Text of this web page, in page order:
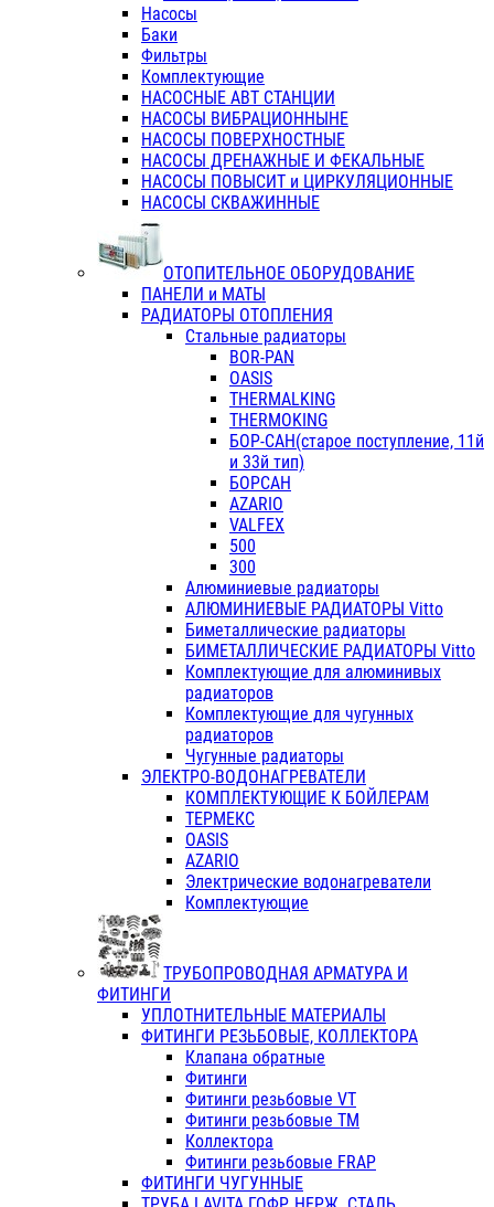
Насосы
Баки
Фильтры
Комплектующие
НАСОСНЫЕ АВТ СТАНЦИИ
НАСОСЫ ВИБРАЦИОННЫНЕ
НАСОСЫ ПОВЕРХНОСТНЫЕ
НАСОСЫ ДРЕНАЖНЫЕ И ФЕКАЛЬНЫЕ
НАСОСЫ ПОВЫСИТ и ЦИРКУЛЯЦИОННЫЕ
НАСОСЫ СКВАЖИННЫЕ
ОТОПИТЕЛЬНОЕ ОБОРУДОВАНИЕ
ПАНЕЛИ и МАТЫ
РАДИАТОРЫ ОТОПЛЕНИЯ
Стальные радиаторы
BOR-PAN
OASIS
THERMALKING
THERMOKING
БОР-САН(старое поступление, 11й
и 33й тип)
БОРСАН
AZARIO
VALFEX
500
300
Алюминиевые радиаторы
АЛЮМИНИЕВЫЕ РАДИАТОРЫ Vitto
Биметаллические радиаторы
БИМЕТАЛЛИЧЕСКИЕ РАДИАТОРЫ Vitto
Комплектующие для алюминивых
радиаторов
Комплектующие для чугунных
радиаторов
Чугунные радиаторы
ЭЛЕКТРО-ВОДОНАГРЕВАТЕЛИ
КОМПЛЕКТУЮЩИЕ К БОЙЛЕРАМ
ТЕРМЕКС
OASIS
AZARIO
Электрические водонагреватели
Комплектующие
ТРУБОПРОВОДНАЯ АРМАТУРА И
ФИТИНГИ
УПЛОТНИТЕЛЬНЫЕ МАТЕРИАЛЫ
ФИТИНГИ РЕЗЬБОВЫЕ, КОЛЛЕКТОРА
Клапана обратные
Фитинги
Фитинги резьбовые VT
Фитинги резьбовые ТМ
Коллектора
Фитинги резьбовые FRAP
ФИТИНГИ ЧУГУННЫЕ